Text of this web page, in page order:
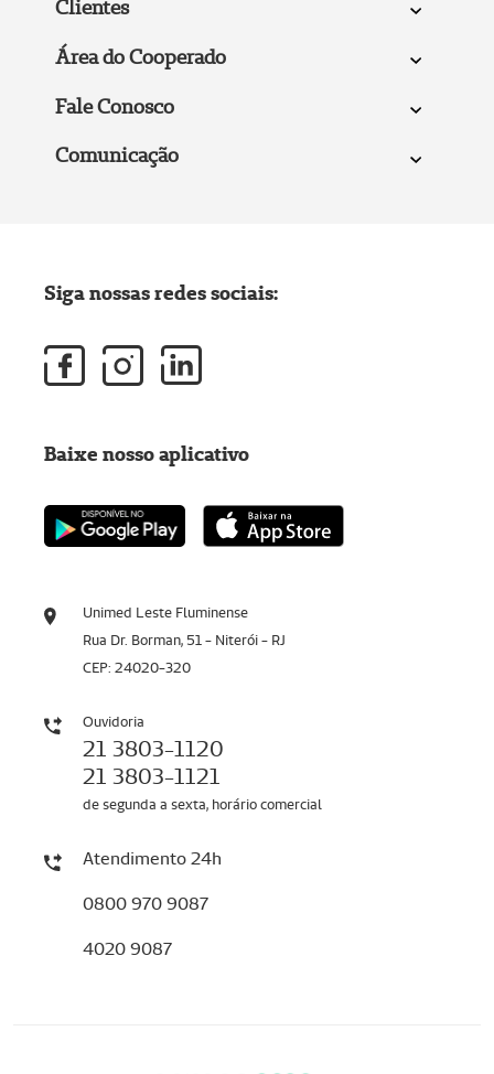
Clientes
Área do Cooperado
Fale Conosco
Comunicação
Unimed Leste Fluminense
Rua Dr. Borman, 51 - Niterói - RJ
CEP: 24020-320
Ouvidoria
21 3803-1120
21 3803-1121
de segunda a sexta, horário comercial
Atendimento 24h
0800 970 9087
4020 9087
Siga nossas redes sociais:
Baixe nosso aplicativo